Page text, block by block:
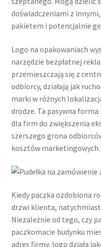
doświadczeniami z
pakietem i potencjalnie
Logo na opakowaniach
narzędzie bezpłatnej
przemieszczają się z
odbiorcy, działają jak
marki w różnych
drodze. Ta pasywna
dla firm do zwiększenia
szerszego grona
kosztów marketingowych.
Kiedy paczka ozdobiona
drzwi klienta, natychmiast
Niezależnie od tego, czy
paczkomacie budynku
adres firmy, logo działa